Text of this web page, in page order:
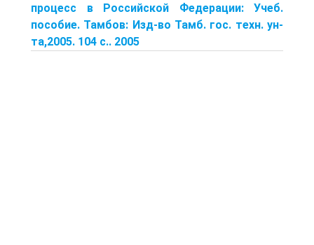
процесс в Российской Федерации: Учеб.
пособие. Тамбов: Изд-во Тамб. гос. техн. ун-
та,2005. 104 с.. 2005